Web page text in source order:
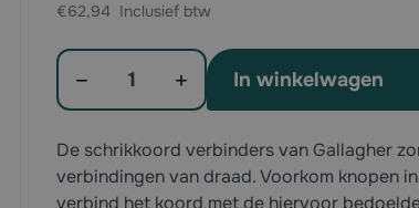
€62,94
Aantal
In winkelwagen
De schrikkoord verbinders van Gallagher
verbindingen van draad. Voorkom knopen
verbind het koord met de hiervoor